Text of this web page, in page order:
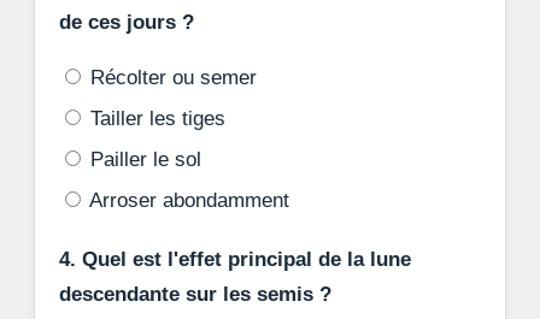
de ces jours ?
Récolter ou semer
Tailler les tiges
Pailler le sol
Arroser abondamment
4. Quel est l'effet principal de la lune
descendante sur les semis ?